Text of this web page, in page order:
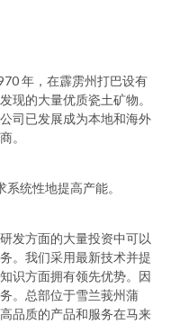
年，在霹雳州打巴设有
现的大量优质瓷土矿物。
司已发展成为本地和海外
。
统性地提高产能。
发方面的大量投资中可以
。我们采用最新技术并提
识方面拥有领先优势。因
。总部位于雪兰莪州蒲
品质的产品和服务在马来